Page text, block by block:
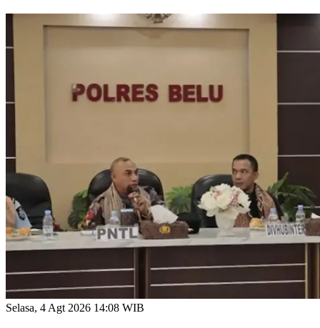
Selasa, 4 Agt 2026 14:08 WIB